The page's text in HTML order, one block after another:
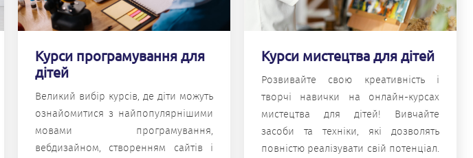
Курси програмування для
дітей
Великий вибір курсів, де діти можуть
ознайомитися з найпопулярнішими
мовами програмування,
вебдизайном, створенням сайтів і
Курси мистецтва для дітей
Розвивайте свою креативність і
творчі навички на онлайн-курсах
мистецтва для дітей! Вивчайте
засоби та техніки, які дозволять
повністю реалізувати свій потенціал.